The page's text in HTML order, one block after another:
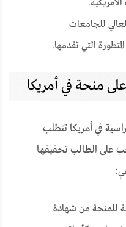
للجامعات
التي تقدمها.
منحة في أمريكا
في أمريكا تتطلب
الطالب تحقيقها
للمنحة من شهادة